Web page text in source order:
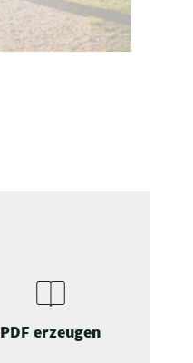
PDF erzeugen